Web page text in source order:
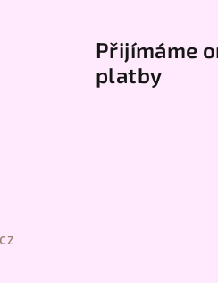
Přijímáme
platby